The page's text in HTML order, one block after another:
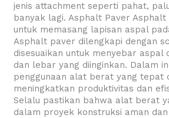
jenis attachment seperti pahat,
banyak lagi. Asphalt Paver Asphalt
untuk memasang lapisan aspal
Asphalt paver dilengkapi dengan
disesuaikan untuk menyebar aspal
dan lebar yang diinginkan. Dalam
penggunaan alat berat yang tepat
meningkatkan produktivitas dan
Selalu pastikan bahwa alat berat
dalam proyek konstruksi aman